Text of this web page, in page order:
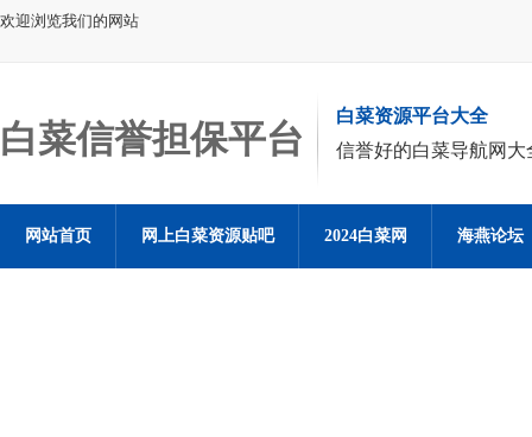
欢迎浏览我们的网站
白菜信誉担保平台
白菜资源平台大全
信誉好的白菜导航网大
网站首页 网上白菜资源贴吧 2024白菜网 海燕论坛